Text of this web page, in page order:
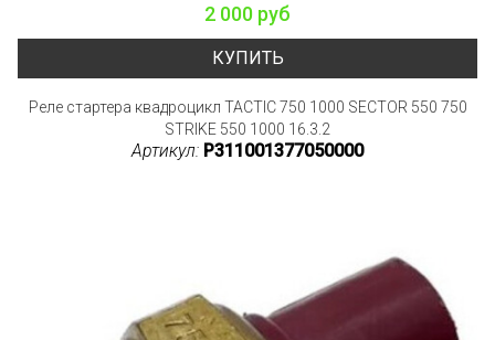
2 000 руб
КУПИТЬ
Реле стартера квадроцикл TACTIC 750 1000 SECTOR 550 750
STRIKE 550 1000 16.3.2
Артикул: P311001377050000